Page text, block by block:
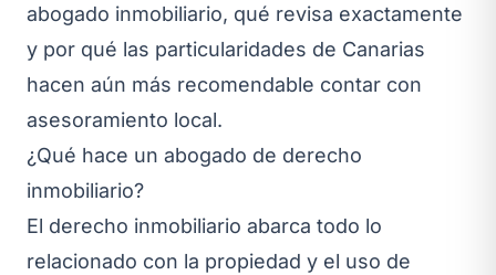
abogado inmobiliario, qué revisa exactamente
y por qué las particularidades de Canarias
hacen aún más recomendable contar con
asesoramiento local.
¿Qué hace un abogado de derecho
inmobiliario?
El derecho inmobiliario abarca todo lo
relacionado con la propiedad y el uso de